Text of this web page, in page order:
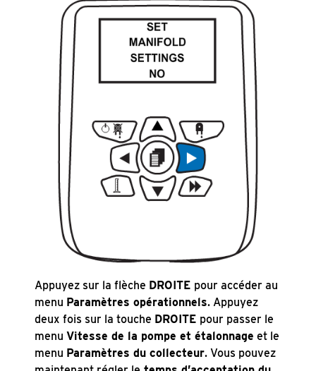
Appuyez sur la flèche DROITE pour accéder au
menu Paramètres opérationnels. Appuyez
deux fois sur la touche DROITE pour passer le
menuVitesse de la pompe et étalonnage et le
menu Paramètres du collecteur. Vous pouvez